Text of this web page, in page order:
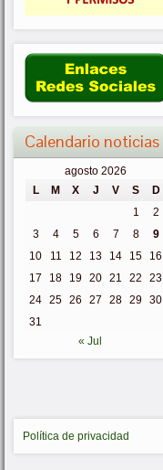
Calendario noticias
agosto 2026
L
M X J V S
D
1
2
3
4 5 6 7 8
9
10
11 12 13 14 15
16
17
18 19 20 21 22
23
24 25 26 27 28 29 30
31
« Jul
Política de privacidad